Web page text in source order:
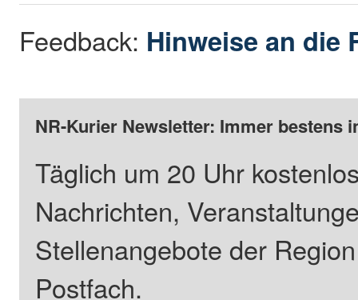
Feedback: Hinweise an die
NR-Kurier Newsletter: Immer bestens
Täglich um 20 Uhr
Nachrichten,
Stellenangebote der
Postfach.